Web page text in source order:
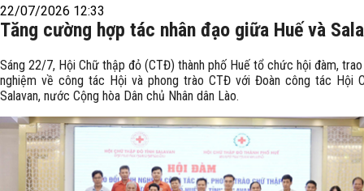
22/07/2026 12:33
Tăng cường hợp tác nhân đạo giữa Huế và
Sáng 22/7, Hội Chữ thập đỏ (CTĐ) thành phố Huế tổ chức hội đàm,
nghiệm về công tác Hội và phong trào CTĐ với Đoàn công tác Hội
Salavan, nước Cộng hòa Dân chủ Nhân dân Lào.